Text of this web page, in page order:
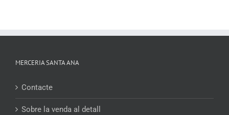
MERCERIA SANTA ANA
Contacte
Sobre la venda al detall